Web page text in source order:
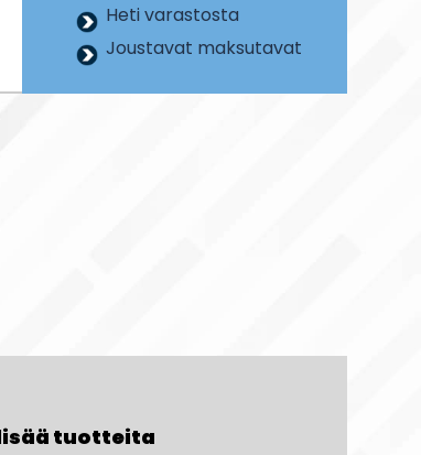
Heti varastosta
Joustavat maksutavat
tuotteita